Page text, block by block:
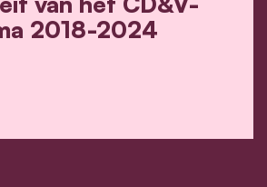
2018-2024
het CD&V-programma 2018-